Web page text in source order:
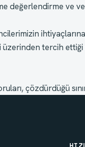
değerlendirme ve
tercih
çözdürdüğü